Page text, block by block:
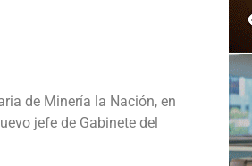
de Minería la Nación, en
jefe de Gabinete del